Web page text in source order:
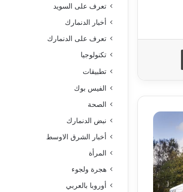
تعرف على السويد
أخبار الدنمارك
تعرف على الدنمارك
تكنولوجيا
تطبيقات
الفيس بوك
الصحة
نبض الدنمارك
أخبار الشرق الاوسط
المرأة
هجرة ولجوء
أوروبا بالعربي